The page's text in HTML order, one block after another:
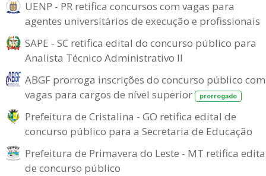
UENP - PR retifica concursos com vagas para
agentes universitários de execução e profissionais
SAPE - SC retifica edital do concurso público para
Analista Técnico Administrativo II
ABGF prorroga inscrições do concurso público com
vagas para cargos de nível superior
prorrogado
Prefeitura de Cristalina - GO retifica edital de
concurso público para a Secretaria de Educação
Prefeitura de Primavera do Leste - MT retifica
de concurso público